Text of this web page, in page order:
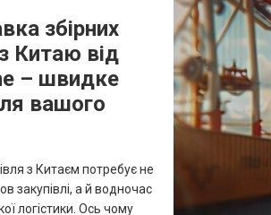
збірних
Китаю від
– швидке
вашого
з Китаєм потребує не
закупівлі, а й водночас
логістики. Ось чому